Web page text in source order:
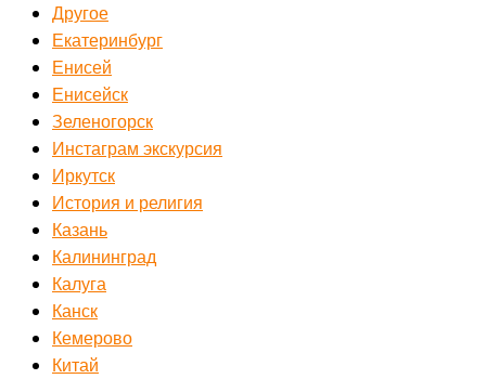
Другое
Екатеринбург
Енисей
Енисейск
Зеленогорск
Инстаграм экскурсия
Иркутск
История и религия
Казань
Калининград
Калуга
Канск
Кемерово
Китай